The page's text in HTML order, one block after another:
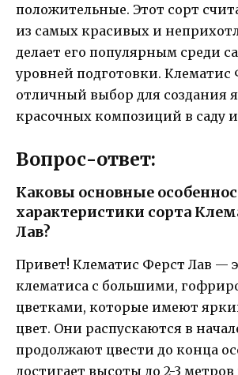
положительные. Этот сорт
из самых красивых и
делает его популярным среди
уровней подготовки. Клематис
отличный выбор для создания
красочных композиций в саду
Вопрос-ответ:
Каковы основные
характеристики сорта
Лав?
Привет! Клематис Ферст Лав —
клематиса с большими,
цветками, которые имеют
цвет. Они распускаются в
продолжают цвести до конца
достигает высоты до 2-3 метров